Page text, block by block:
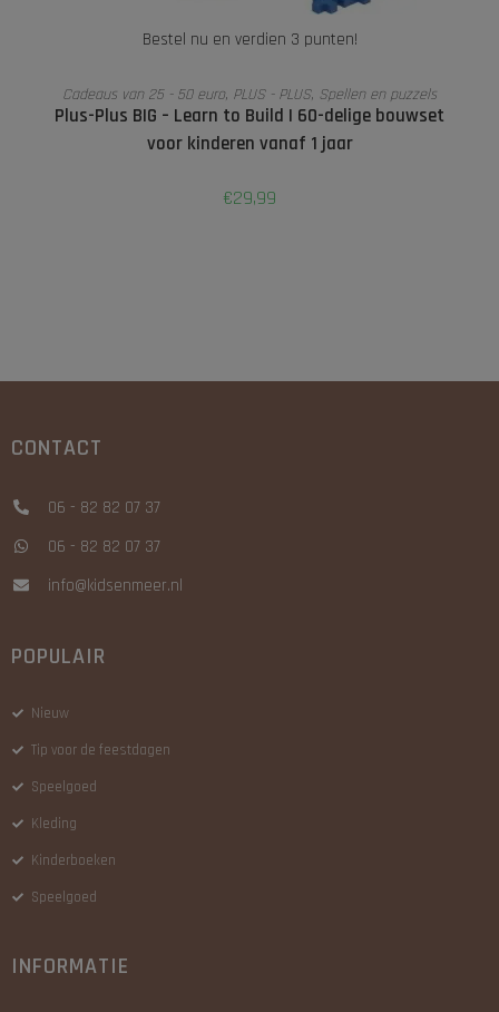
Bestel nu en verdien 3 punten!
LEES VERDER
Cadeaus van 25 - 50 euro, PLUS - PLUS, Spellen en puzzels
Plus-Plus BIG – Learn to Build | 60-delige bouwset
voor kinderen vanaf 1 jaar
€29,99
CONTACT
06 - 82 82 07 37
06 - 82 82 07 37
info@kidsenmeer.nl
POPULAIR
Nieuw
Tip voor de feestdagen
Speelgoed
Kleding
Kinderboeken
Speelgoed
INFORMATIE